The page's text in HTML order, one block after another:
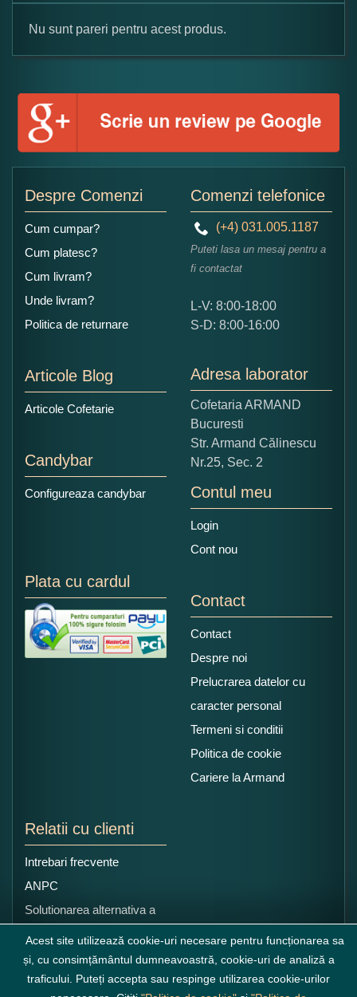
Formular pareri client
Numele dumneavoastra:
Ce nota acordati acestui produs?
5
Copiati alaturi numarul din imagine:
Nu sunt pareri pentru acest produs.
Despre Comenzi
Cum cumpar?
Cum platesc?
Cum livram?
Unde livram?
Politica de returnare
Articole Blog
Articole Cofetarie
Candybar
Configureaza candybar
Comenzi telefonice
(+4) 031.005.1187
Puteti lasa un mesaj pentru a
fi contactat
L-V: 8:00-18:00
S-D: 8:00-16:00
Adresa laborator
Cofetaria ARMAND
Bucuresti
Str. Armand Călinescu
Nr.25, Sec. 2
Contul meu
Login
Cont nou
Plata cu cardul
Contact
Contact
Despre noi
Prelucrarea datelor cu
caracter personal
Termeni si conditii
Politica de cookie
Cariere la Armand
Relatii cu clienti
Intrebari frecvente
ANPC
Solutionarea alternativa a
litigiilor
Acest site utilizează cookie-uri necesare pentru funcționarea sa
și, cu consimțământul dumneavoastră, cookie-uri de analiză a
traficului. Puteți accepta sau respinge utilizarea cookie-urilor